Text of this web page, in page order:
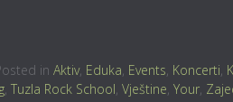
in Aktiv, Eduka, Events, Koncerti,
, Tuzla Rock School, Vještine, Your,